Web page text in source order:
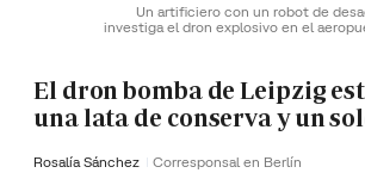
Un artificiero con un robot de
investiga el dron explosivo en el
El dron bomba de Leipzig
una lata de conserva y un
Rosalía Sánchez Corresponsal en Berlín